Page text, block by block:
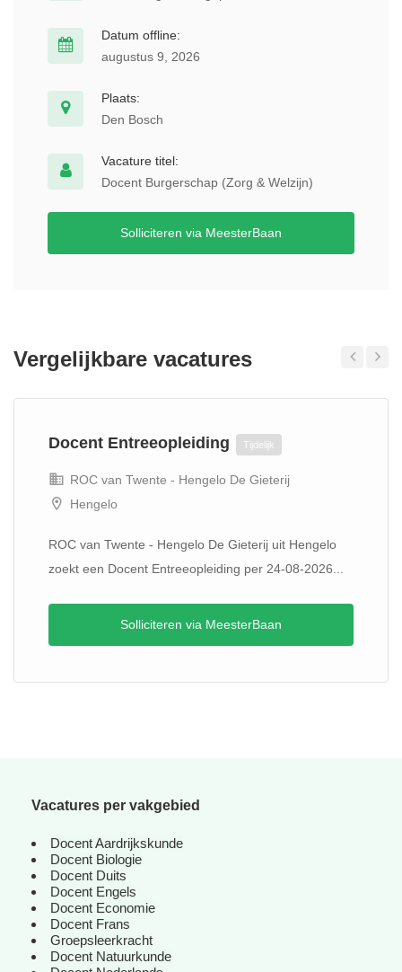
Datum offline:
augustus 9, 2026
Plaats:
Den Bosch
Vacature titel:
Docent Burgerschap (Zorg & Welzijn)
Solliciteren via MeesterBaan
Vergelijkbare vacatures
Docent Entreeopleiding Tijdelijk
ROC van Twente - Hengelo De Gieterij
Hengelo
ROC van Twente - Hengelo De Gieterij uit Hengelo
zoekt een Docent Entreeopleiding per 24-08-2026...
Solliciteren via MeesterBaan
Vacatures per vakgebied
Docent Aardrijkskunde
Docent Biologie
Docent Duits
Docent Engels
Docent Economie
Docent Frans
Groepsleerkracht
Docent Natuurkunde